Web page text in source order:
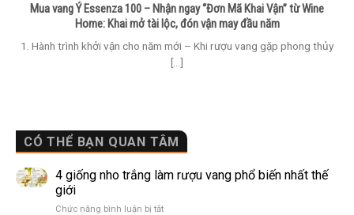
CÓ THỂ BẠN QUAN TÂM
4 giống nho trắng làm rượu vang phổ biến nhất thế
giới
Chức năng bình luận bị tắtở
Mua vang Ý Essenza 100 – Nhận ngay “Đơn Mã Khai Vận” từ Wine
Home: Khai mở tài lộc, đón vận may đầu năm
1. Hành trình khởi vận cho năm mới – Khi rượu vang gặp phong thủy
[...]